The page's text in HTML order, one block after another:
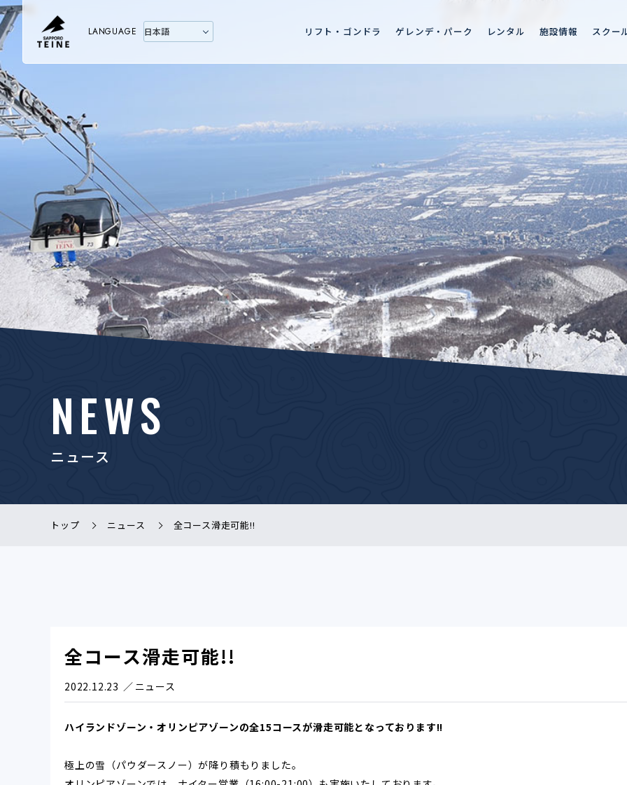
LANGUAGE リフト・ゴンドラ ゲレンデ・パーク レンタル 施設情報 スクー
NEWS
ニュース
トップ ニュース 全コース滑走可能!!
全コース滑走可能!!
2022.12.23 ニュース
ハイランドゾーン・オリンピアゾーンの全15コースが滑走可能となっております!!
極上の雪（パウダースノー）が降り積もりました。